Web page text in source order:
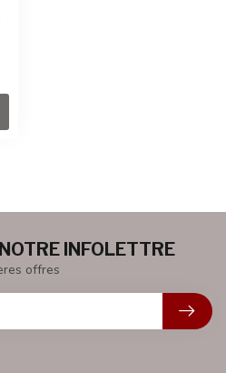
INFOLETTRE
offres